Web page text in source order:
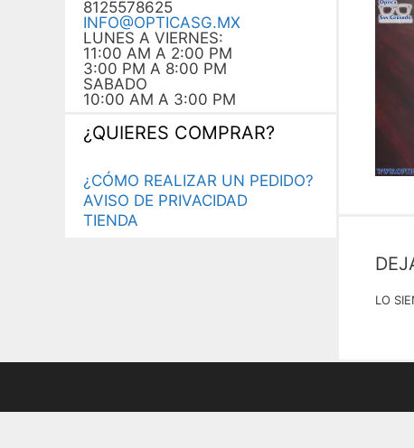
LO
8125578625
INFO@OPTICASG.MX
LUNES A VIERNES:
11:00 AM A 2:00 PM
3:00 PM A 8:00 PM
SABADO
10:00 AM A 3:00 PM
¿QUIERES COMPRAR?
¿CÓMO REALIZAR UN PEDIDO?
AVISO DE PRIVACIDAD
TIENDA